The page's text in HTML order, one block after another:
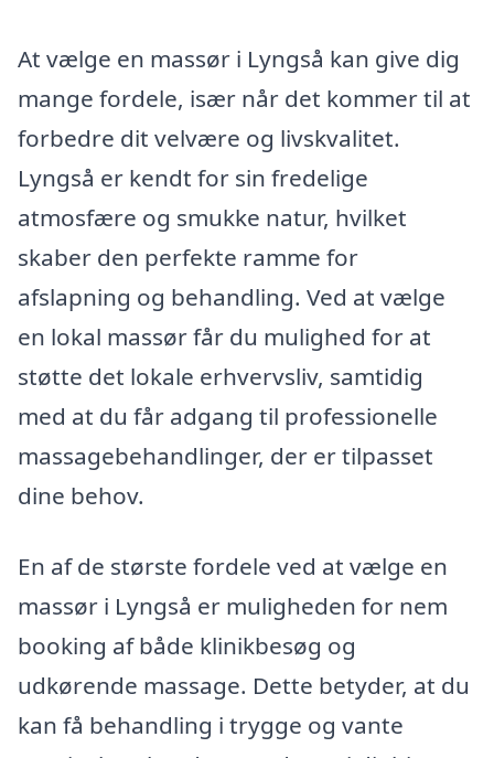
At vælge en massør i Lyngså kan give dig
mange fordele, især når det kommer til at
forbedre dit velvære og livskvalitet.
Lyngså er kendt for sin fredelige
atmosfære og smukke natur, hvilket
skaber den perfekte ramme for
afslapning og behandling. Ved at vælge
en lokal massør får du mulighed for at
støtte det lokale erhvervsliv, samtidig
med at du får adgang til professionelle
massagebehandlinger, der er tilpasset
dine behov.
En af de største fordele ved at vælge en
massør i Lyngså er muligheden for nem
booking af både klinikbesøg og
udkørende massage. Dette betyder, at du
kan få behandling i trygge og vante